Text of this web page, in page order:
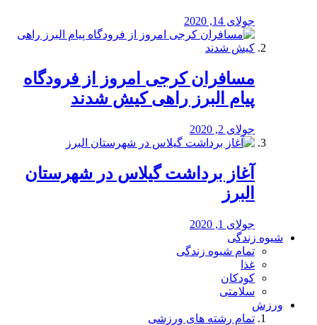
جولای 14, 2020
مسافران کرجی امروز از فرودگاه
پیام البرز راهی کیش شدند
جولای 2, 2020
آغاز برداشت گیلاس در شهرستان
البرز
جولای 1, 2020
شیوه زندگی
تمام شیوه زندگی
غذا
کودکان
سلامتی
ورزش
تمام رشته های ورزشی